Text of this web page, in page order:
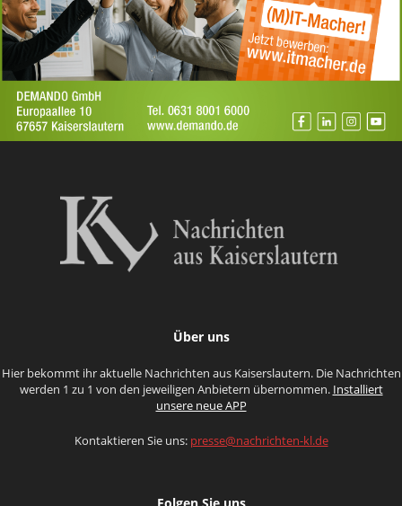
Über uns
Hier bekommt ihr aktuelle Nachrichten aus Kaiserslautern. Die Nachrichten
werden 1 zu 1 von den jeweiligen Anbietern übernommen. Installiert
unsere neue APP
Kontaktieren Sie uns: presse@nachrichten-kl.de